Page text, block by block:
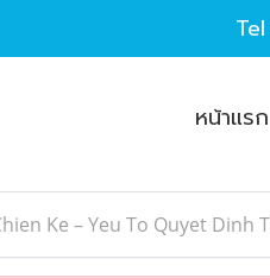
หน้าแรก
Ke – Yeu To Quyet Dinh